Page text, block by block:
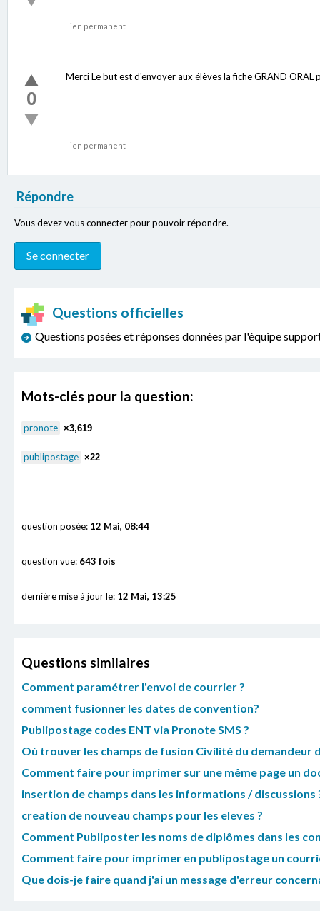
lien permanent
0
Merci Le but est d'envoyer aux élèves la fiche GRAND
lien permanent
Répondre
Vous devez vous connecter pour pouvoir répondre.
Questions officielles
Questions posées et réponses données par l'équipe
Mots-clés pour la question:
pronote ×3,619
publipostage ×22
question posée: 12 Mai, 08:44
question vue: 643 fois
dernière mise à jour le: 12 Mai, 13:25
Questions similaires
Comment paramétrer l'envoi de courrier ?
comment fusionner les dates de convention?
Publipostage codes ENT via Pronote SMS ?
Où trouver les champs de fusion Civilité du demandeur
Comment faire pour imprimer sur une même page un
insertion de champs dans les informations / discussions
creation de nouveau champs pour les eleves ?
Comment Publiposter les noms de diplômes dans les
Comment faire pour imprimer en publipostage un
Que dois-je faire quand j'ai un message d'erreur